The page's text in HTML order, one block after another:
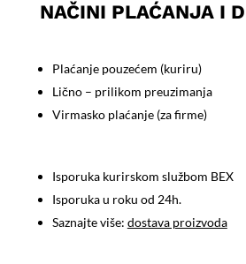
NAČINI PLAĆANJA I
Plaćanje pouzećem (kuriru)
Lično – prilikom preuzimanja
Virmasko plaćanje (za firme)
Isporuka kurirskom službom BEX
Isporuka u roku od 24h.
Saznajte više: dostava proizvoda